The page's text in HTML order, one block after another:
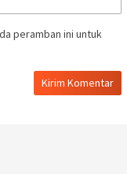
peramban ini untuk